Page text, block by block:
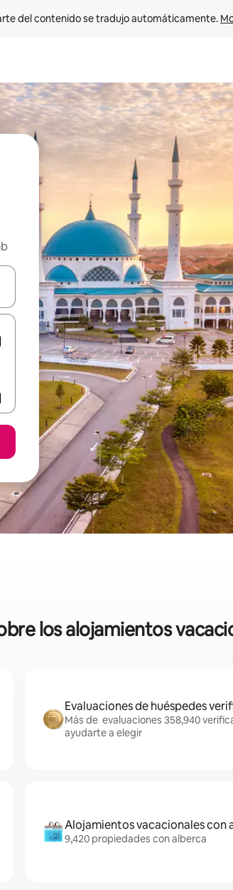
del contenido se tradujo automáticamente.
usando las teclas de las flechas hacia
los alojamientos
Evaluaciones de huéspedes
Más de evaluaciones 358,940
ayudarte a elegir
Alojamientos vacacionales con
9,420 propiedades con alberca